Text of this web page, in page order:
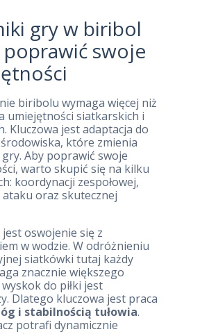
gry w biribol
swoje
biribolu wymaga więcej niż
umiejętności siatkarskich i
Kluczowa jest adaptacja do
które zmienia
Aby poprawić swoje
warto skupić się na kilku
koordynacji zespołowej,
ataku oraz skutecznej
oswojenie się z
w wodzie. W odróżnieniu
siatkówki tutaj każdy
znacznie większego
wyskok do piłki jest
Dlatego kluczowa jest praca
i stabilnością tułowia.
potrafi dynamicznie